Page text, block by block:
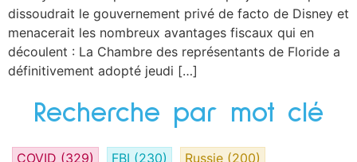
dissoudrait le gouvernement privé de facto de Disney et
menacerait les nombreux avantages fiscaux qui en
découlent : La Chambre des représentants de Floride a
définitivement adopté jeudi […]
Recherche par mot clé
COVID (329) FBI (230) Russie (200)